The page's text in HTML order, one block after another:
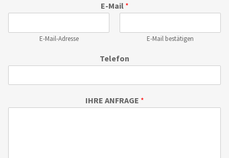
E-Mail *
E-Mail-Adresse E-Mail bestätigen
Telefon
IHRE ANFRAGE *